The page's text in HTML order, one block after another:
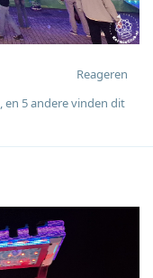
Reageren
, en 5anderevinden dit